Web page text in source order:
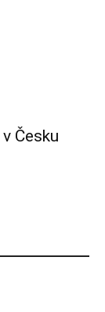
Česku